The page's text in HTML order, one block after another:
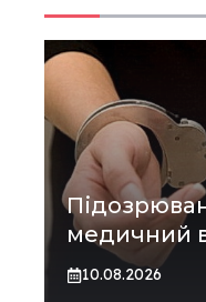
медичний
10.08.2026